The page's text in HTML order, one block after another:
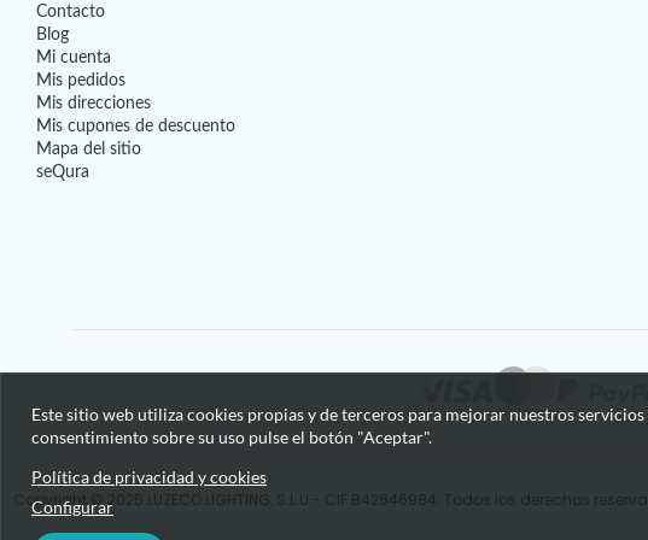
Contacto
Blog
Mi cuenta
Mis pedidos
Mis direcciones
Mis cupones de descuento
Mapa del sitio
seQura
Copyright © 2025 LUZECO LIGHTING, S.L.U - CIF B42646984. Todos los derechos
Este sitio web utiliza cookies propias y de terceros para mejorar nuestros
consentimiento sobre su uso pulse el botón "Aceptar".
Política de privacidad y cookies
Configurar